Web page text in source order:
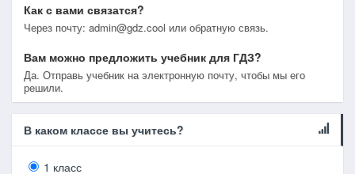
Как с вами связатся?
Через почту: admin@gdz.cool или обратную связь.
Вам можно предложить учебник для ГДЗ?
Да. Отправь учебник на электронную почту, чтобы мы его
решили.
В каком классе вы учитесь?
1 класс